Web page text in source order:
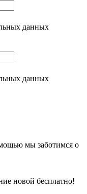
данных
данных
мы заботимся о
новой бесплатно!